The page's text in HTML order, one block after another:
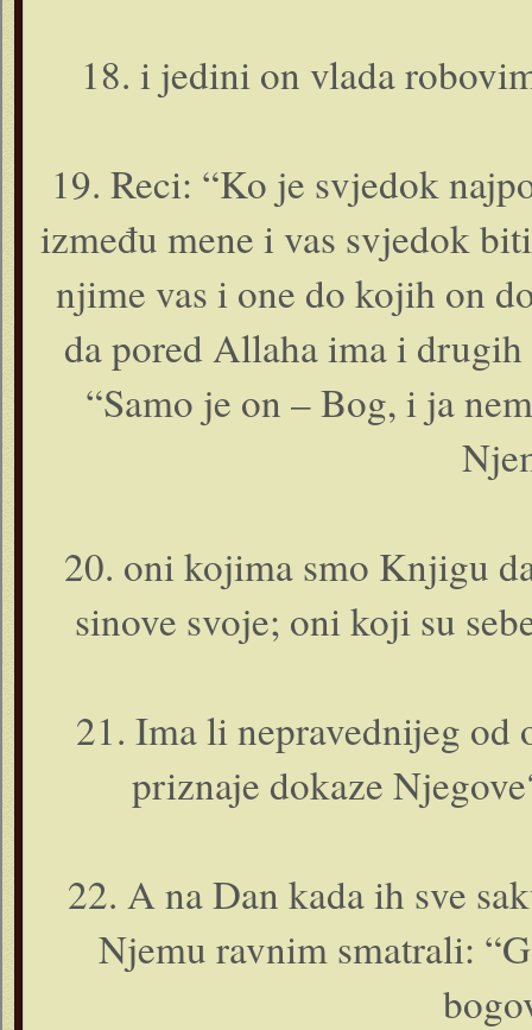
18. i jedini o­n vlada
19. Reci: “Ko je svjedok
između mene i vas svjedok
njime vas i o­ne do kojih o­n
da pored Allaha ima i drugih
“Samo je o­n – Bog, i ja
20. o­ni kojima smo Knjigu
sinove svoje; o­ni koji su
21. Ima li nepravednijeg
priznaje dokaze
22. A na Dan kada ih sve
Njemu ravnim smatrali: